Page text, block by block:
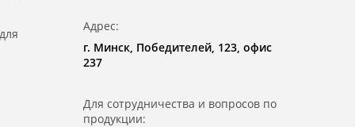
Адрес:
г. Минск, Победителей, 123, офис
237
Для сотрудничества и вопросов по
продукции: